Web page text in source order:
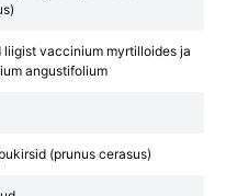
liigist vaccinium myrtilloides ja
angustifolium
(prunus cerasus)